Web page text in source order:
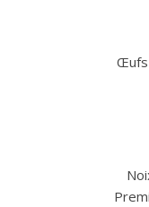
Œufs